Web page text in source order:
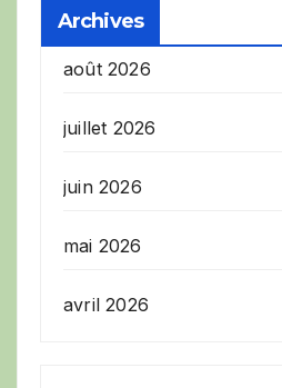
Archives
août 2026
juillet 2026
juin 2026
mai 2026
avril 2026